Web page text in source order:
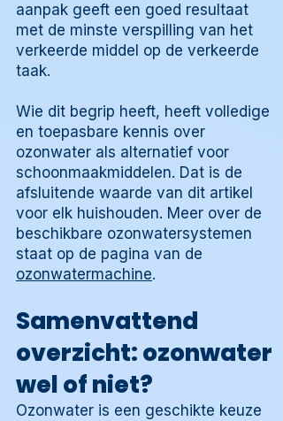
aanpak geeft een goed resultaat
met de minste verspilling van het
verkeerde middel op de verkeerde
taak.
Wie dit begrip heeft, heeft volledige
en toepasbare kennis over
ozonwater als alternatief voor
schoonmaakmiddelen. Dat is de
afsluitende waarde van dit artikel
voor elk huishouden. Meer over de
beschikbare ozonwatersystemen
staat op de pagina van de
ozonwatermachine.
Samenvattend
overzicht: ozonwater
wel of niet?
Ozonwater is een geschikte keuze